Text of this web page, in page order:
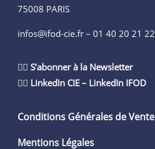
75008 PARIS
infos@ifod-cie.fr – 01 40 20 21 22
👉🏻 S’abonner à la Newsletter
👉🏻 LinkedIn CIE – LinkedIn IFOD
Conditions Générales de Vente
Mentions Légales